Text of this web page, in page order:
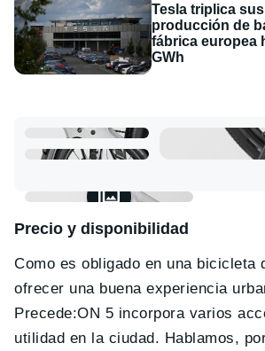
Tesla triplica
producción de
fábrica europea
GWh
Precio y disponibilidad
Como es obligado en una bicicleta
ofrecer una buena experiencia
Precede:ON 5 incorpora varios
utilidad en la ciudad. Hablamos,